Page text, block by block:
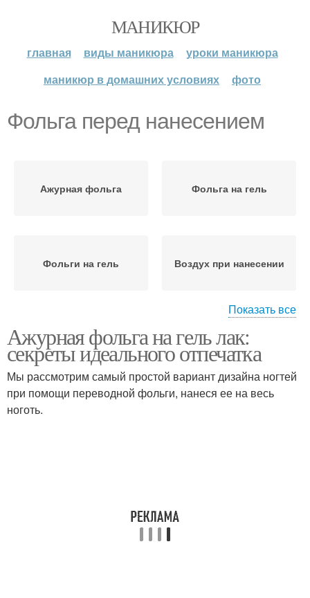
МАНИКЮР
главная виды маникюра
уроки маникюра
маникюр в домашних условиях
фото
Фольга перед нанесением
Ажурная фольга Фольга на гель
Фольги на гель Воздух при нанесении
Фольги с ногтя
Показать все
Ажурная фольга на гель лак:
секреты идеального отпечатка
Мы рассмотрим самый простой вариант дизайна ногтей
при помощи переводной фольги, нанеся ее на весь
ноготь.